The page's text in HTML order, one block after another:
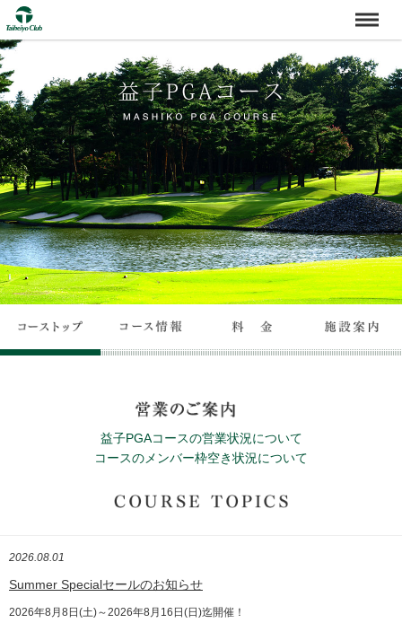
益子PGAコースの営業状況について
コースのメンバー枠空き状況について
Summer Specialセールのお知らせ
2026.08.01
2026年8月8日(土)～2026年8月16日(日)迄開催！